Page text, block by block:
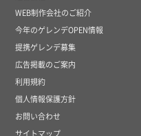
WEB制作会社のご紹介
今年のゲレンデOPEN情報
提携ゲレンデ募集
広告掲載のご案内
利用規約
個人情報保護方針
お問い合わせ
サイトマップ